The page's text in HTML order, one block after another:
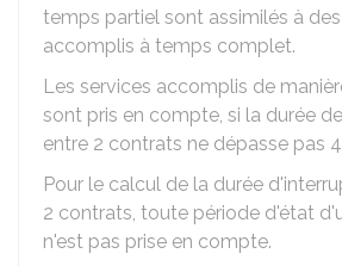
temps partiel sont assimilés à
accomplis à temps complet.
Les services accomplis de
sont pris en compte, si la durée
entre 2 contrats ne dépasse pas
Pour le calcul de la durée
2 contrats, toute période d'état
n'est pas prise en compte.